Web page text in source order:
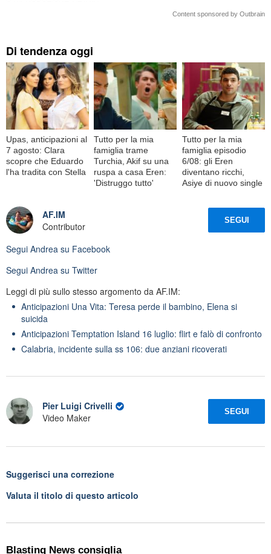
Content sponsored by Outbrain
Di tendenza oggi
Upas, anticipazioni al
7 agosto: Clara
scopre che Eduardo
l'ha tradita con Stella
Tutto per la mia
famiglia trame
Turchia, Akif su una
ruspa a casa Eren:
'Distruggo tutto'
Tutto per la mia
famiglia episodio
6/08: gli Eren
diventano ricchi,
Asiye di nuovo single
AF.IM
Contributor
SEGUI
Segui Andrea su Facebook
Segui Andrea su Twitter
Leggi di più sullo stesso argomento da AF.IM:
Anticipazioni Una Vita: Teresa perde il bambino, Elena si
suicida
Anticipazioni Temptation Island 16 luglio: flirt e falò di confronto
Calabria, incidente sulla ss 106: due anziani ricoverati
Pier Luigi Crivelli
Video Maker
SEGUI
Suggerisci una correzione
Valuta il titolo di questo articolo
Blasting News consiglia